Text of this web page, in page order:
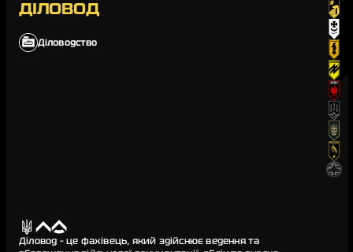
ДІЛОВОД
Діловодство
Діловод – це фахівець, який здійснює ведення та